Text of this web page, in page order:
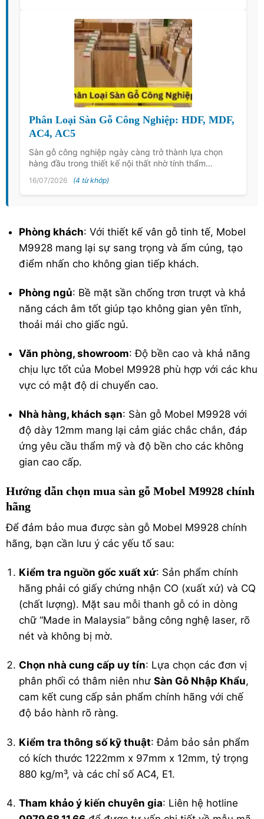
Phân Loại Sàn Gỗ Công Nghiệp: HDF, MDF,
AC4, AC5
Sàn gỗ công nghiệp ngày càng trở thành lựa chọn
hàng đầu trong thiết kế nội thất nhờ tính thẩm…
16/07/2026 (4 từ khớp)
Phòng khách: Với thiết kế vân gỗ tinh tế, Mobel
M9928 mang lại sự sang trọng và ấm cúng, tạo
điểm nhấn cho không gian tiếp khách.
Phòng ngủ: Bề mặt sần chống trơn trượt và khả
năng cách âm tốt giúp tạo không gian yên tĩnh,
thoải mái cho giấc ngủ.
Văn phòng, showroom: Độ bền cao và khả năng
chịu lực tốt của Mobel M9928 phù hợp với các khu
vực có mật độ di chuyển cao.
Nhà hàng, khách sạn: Sàn gỗ Mobel M9928 với
độ dày 12mm mang lại cảm giác chắc chắn, đáp
ứng yêu cầu thẩm mỹ và độ bền cho các không
gian cao cấp.
Hướng dẫn chọn mua sàn gỗ Mobel M9928 chính
hãng
Để đảm bảo mua được sàn gỗ Mobel M9928 chính
hãng, bạn cần lưu ý các yếu tố sau:
Kiểm tra nguồn gốc xuất xứ: Sản phẩm chính
hãng phải có giấy chứng nhận CO (xuất xứ) và CQ
(chất lượng). Mặt sau mỗi thanh gỗ có in dòng
chữ “Made in Malaysia” bằng công nghệ laser, rõ
nét và không bị mờ.
Chọn nhà cung cấp uy tín: Lựa chọn các đơn vị
phân phối có thâm niên nhưSàn Gỗ Nhập Khẩu,
cam kết cung cấp sản phẩm chính hãng với chế
độ bảo hành rõ ràng.
Kiểm tra thông số kỹ thuật: Đảm bảo sản phẩm
có kích thước 1222mm x 97mm x 12mm, tỷ trọng
880 kg/m³, và các chỉ số AC4, E1.
Tham khảo ý kiến chuyên gia: Liên hệ hotline